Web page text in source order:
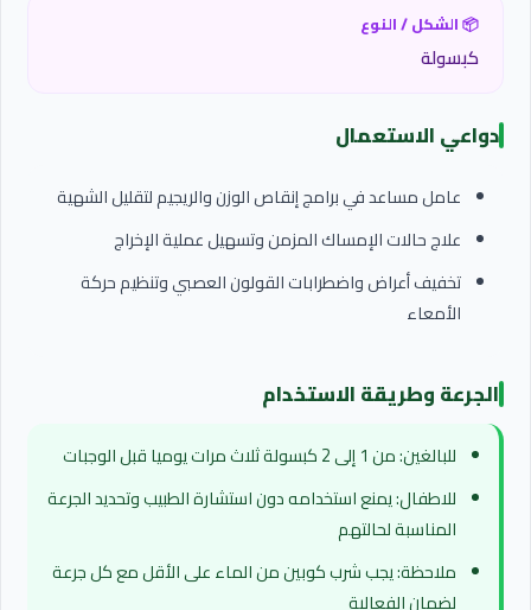
📦 الشكل / النوع
كبسولة
دواعي الاستعمال
عامل مساعد في برامج إنقاص الوزن والريجيم لتقليل الشهية
علاج حالات الإمساك المزمن وتسهيل عملية الإخراج
تخفيف أعراض واضطرابات القولون العصبي وتنظيم حركة
الأمعاء
الجرعة وطريقة الاستخدام
للبالغين: من 1 إلى 2 كبسولة ثلاث مرات يوميا قبل الوجبات
للاطفال: يمنع استخدامه دون استشارة الطبيب وتحديد الجرعة
المناسبة لحالتهم
ملاحظة: يجب شرب كوبين من الماء على الأقل مع كل جرعة
لضمان الفعالية